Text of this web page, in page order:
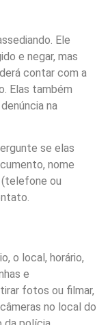
Ele
e negar, mas
contar com a
Elas também
na
se elas
nome
ou
o local, horário,
e
fotos ou filmar,
no local do